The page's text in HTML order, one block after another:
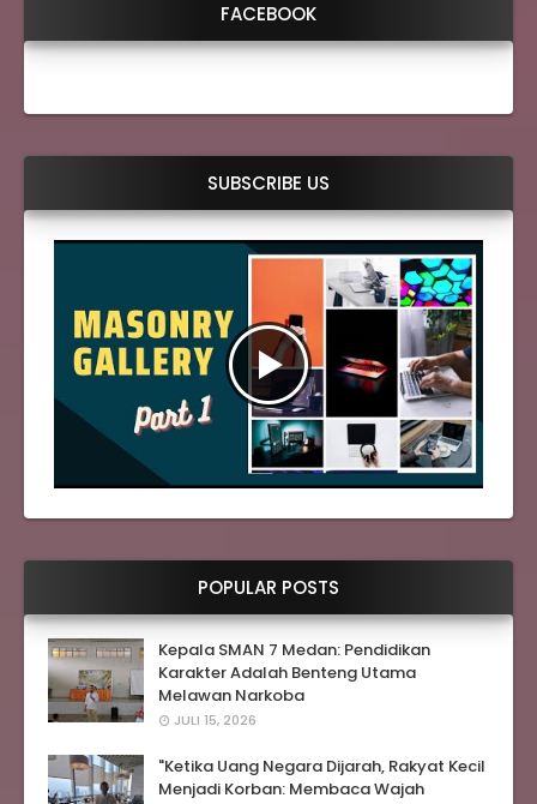
FACEBOOK
SUBSCRIBE US
POPULAR POSTS
Kepala SMAN 7 Medan: Pendidikan
Karakter Adalah Benteng Utama
Melawan Narkoba
JULI 15, 2026
"Ketika Uang Negara Dijarah, Rakyat Kecil
Menjadi Korban: Membaca Wajah